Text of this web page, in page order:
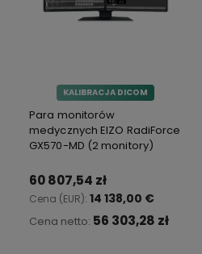
KALIBRACJA DICOM
Para monitorów
medycznych EIZO RadiForce
GX570-MD (2 monitory)
60 807,54 zł
Cena (EUR): 14 138,00 €
Cena netto: 56 303,28 zł